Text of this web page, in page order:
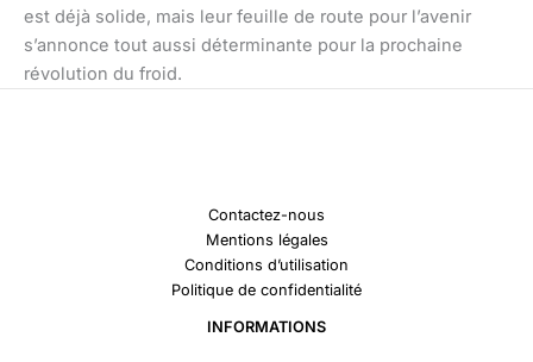
est déjà solide, mais leur feuille de route pour l’avenir
s’annonce tout aussi déterminante pour la prochaine
révolution du froid.
Contactez-nous
Mentions légales
Conditions d’utilisation
Politique de confidentialité
INFORMATIONS